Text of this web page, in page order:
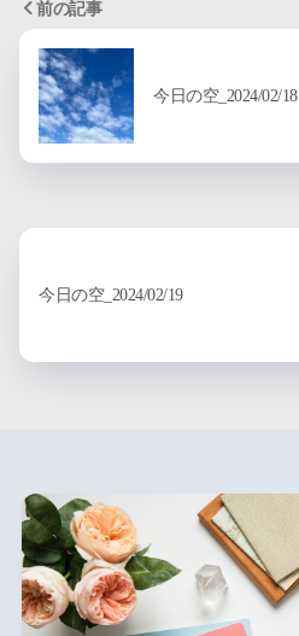
前の記事
今日の空_2024/02/18
今日の空_2024/02/19